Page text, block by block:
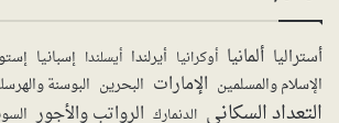
أستراليا ألمانيا أوكرانيا أيرلندا أيسلندا إسبانيا
الإسلام والمسلمين الإمارات البحرين البوسنة
التعداد السكاني الدنمارك الرواتب والأجور